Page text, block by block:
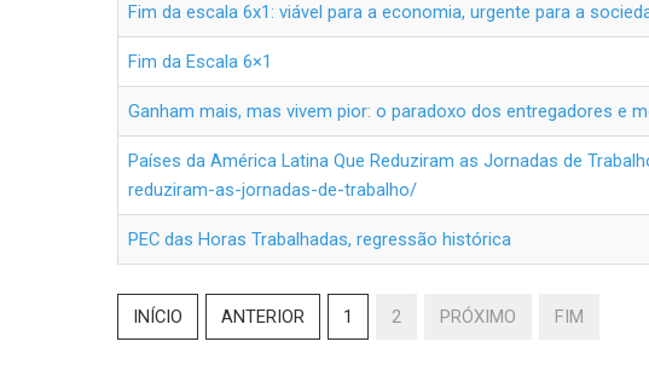
Fim da escala 6x1: viável para a economia, urgente para a
Fim da Escala 6×1
Ganham mais, mas vivem pior: o paradoxo dos entregadores e
Países da América Latina Que Reduziram as Jornadas de
reduziram-as-jornadas-de-trabalho/
PEC das Horas Trabalhadas, regressão histórica
INÍCIO ANTERIOR 1 2 PRÓXIMO FIM